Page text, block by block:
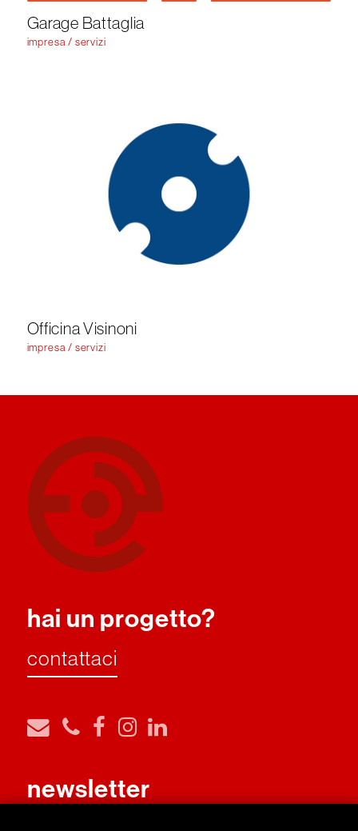
Garage Battaglia
impresa / servizi
Officina Visinoni
impresa / servizi
hai un progetto?
contattaci
newsletter